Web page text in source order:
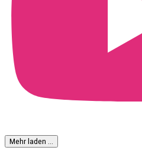
Mehr laden …